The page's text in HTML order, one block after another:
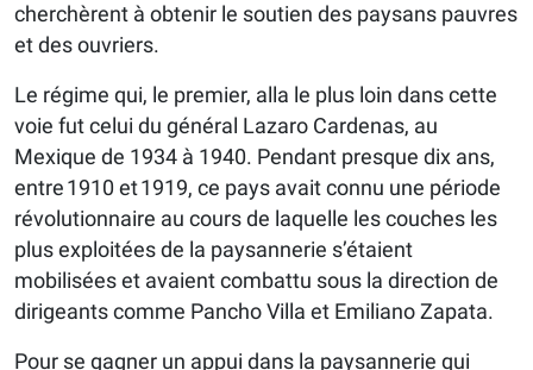
cherchèrent à obtenir le soutien des paysans pauvres
et des ouvriers.
Le régime qui, le premier, alla le plus loin dans cette
voie fut celui du général Lazaro Cardenas, au
Mexique de 1934 à 1940. Pendant presque dix ans,
entre 1910 et 1919, ce pays avait connu une période
révolutionnaire au cours de laquelle les couches les
plus exploitées de la paysannerie s’étaient
mobilisées et avaient combattu sous la direction de
dirigeants comme Pancho Villa et Emiliano Zapata.
Pour se gagner un appui dans la paysannerie qui